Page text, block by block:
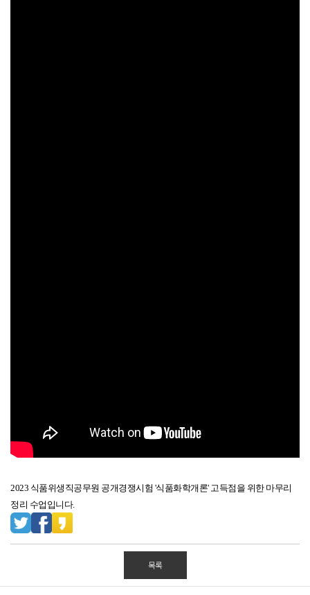
2023 식품위생직공무원 공개경쟁시험 '식품화학개론' 고득점을 위한 마무리
정리 수업입니다.
목록